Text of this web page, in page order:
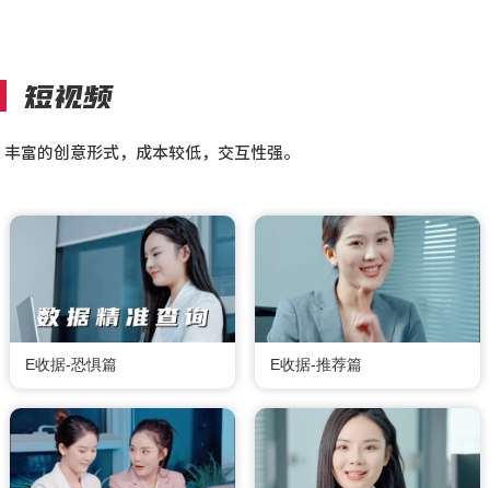
短视频
丰富的创意形式，成本较低，交互性强。
E收据-恐惧篇 E收据-推荐篇